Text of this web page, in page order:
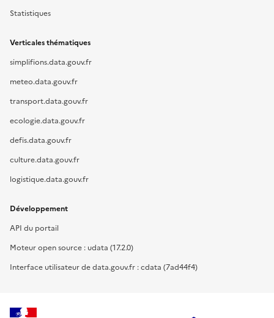
Statistiques
Verticales thématiques
simplifions.data.gouv.fr
meteo.data.gouv.fr
transport.data.gouv.fr
ecologie.data.gouv.fr
defis.data.gouv.fr
culture.data.gouv.fr
logistique.data.gouv.fr
Développement
API du portail
Moteur open source : udata (17.2.0)
Interface utilisateur de data.gouv.fr : cdata (7ad44f4)